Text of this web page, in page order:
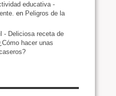
educativa -
en Peligros de la
- Deliciosa receta de
hacer unas